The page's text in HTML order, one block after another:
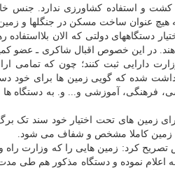
کشت و استفاده کشاورزی ندارد.
هیچ عنوان ساخت مسکن در جنگلها و
دستگاههای دولتی که الان
در این خصوص اقبال شاکری ـ عضو
دارایی ثبت کنند؛ چون که تمامی
شده که گویی زمین ها برای خود
فرهنگی، آموزشی و... و. به دستگاه ها
زمین های تحت اختیار خود سند تک برگ
زمین کاملا مشخص و شفاف می شود.
تصریح کرد: زمین هایی را که
اعلام نموده و دستگاه مذکور هم طی